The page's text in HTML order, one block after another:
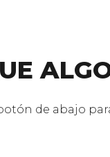
de abajo